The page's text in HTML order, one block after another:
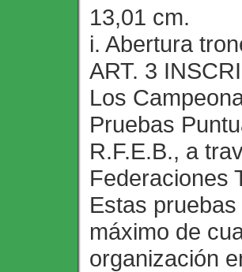
13,01 cm.
i. Abertura
ART. 3
Los
Pruebas
R.F.E.B., a
Federaciones
Estas
máximo de
organización